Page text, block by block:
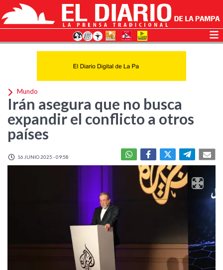
Mundo
Irán asegura que no busca
expandir el conflicto a otros
países
16 JUNIO 2025 - 09:58